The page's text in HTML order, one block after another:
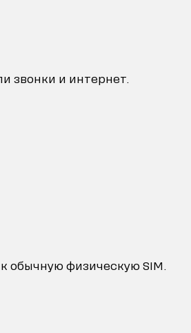
звонки и интернет.
обычную физическую SIM.